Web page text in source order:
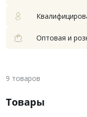
Оптовая и
9 товаров
Товары